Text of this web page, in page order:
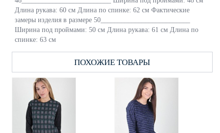
Длина рукава: 60 см Длина по спинке: 62 см Фактические
замеры изделия в размере 50__________________________
Ширина под проймами: 50 см Длина рукава: 61 см Длина по
спинке: 63 см
ПОХОЖИЕ ТОВАРЫ